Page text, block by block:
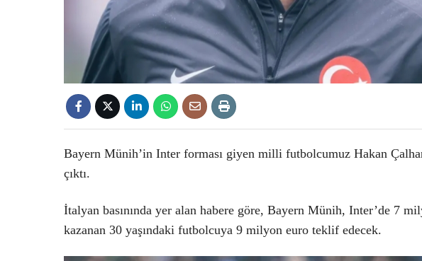
Bayern Münih’in Inter forması giyen milli futbolcumuz Hakan
çıktı.
İtalyan basınında yer alan habere göre, Bayern Münih, Inter’de 7
kazanan 30 yaşındaki futbolcuya 9 milyon euro teklif edecek.